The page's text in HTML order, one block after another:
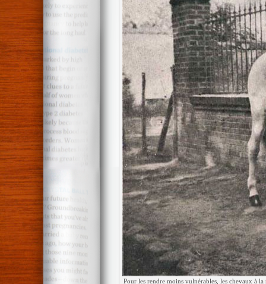
Pour les rendre moins vulnérables, les chevaux à